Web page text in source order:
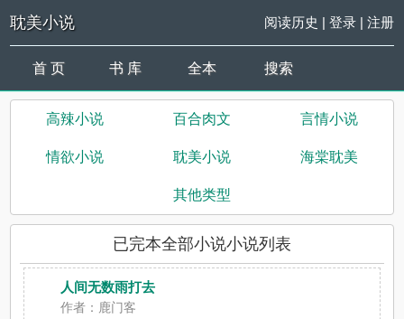
耽美小说 阅读历史 | 登录| 注册
首 页 书 库 全本 搜索
高辣小说 百合肉文 言情小说
情欲小说 耽美小说 海棠耽美
其他类型
已完本全部小说小说列表
人间无数雨打去
作者：鹿门客